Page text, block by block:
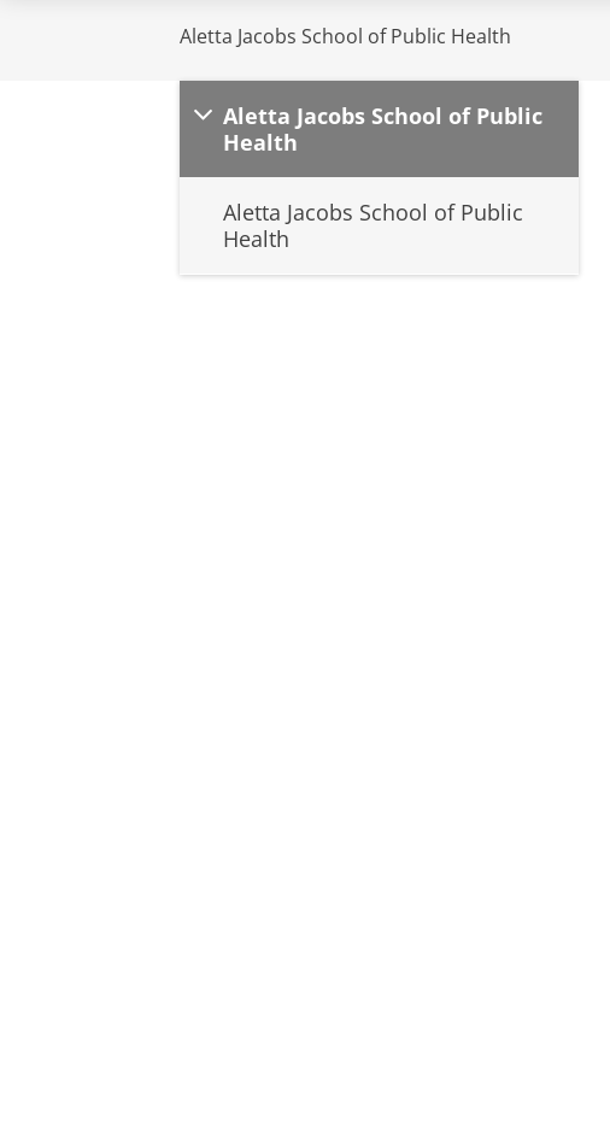
Aletta Jacobs School of Public Health
Aletta Jacobs School of Public
Health
Aletta Jacobs School of Public
Health